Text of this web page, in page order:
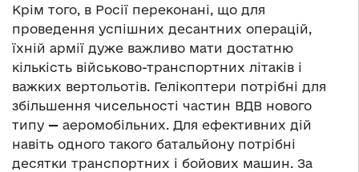
Крім того, в Росії переконані, що для
проведення успішних десантних операцій,
їхній армії дуже важливо мати достатню
кількість військово-транспортних літаків і
важких вертольотів. Гелікоптери потрібні для
збільшення чисельності частин ВДВ нового
типу — аеромобільних. Для ефективних дій
навіть одного такого батальйону потрібні
десятки транспортних і бойових машин. За